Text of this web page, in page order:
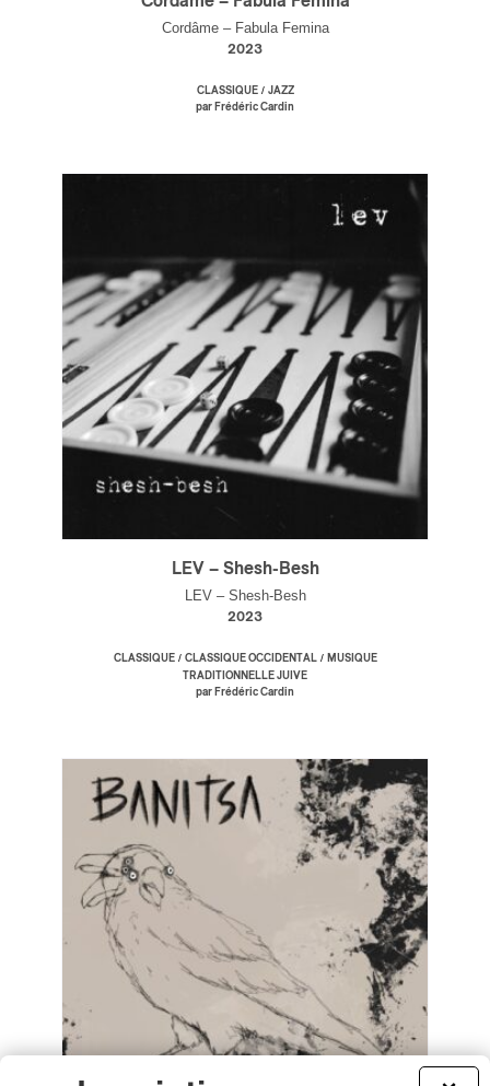
Cordâme – Fabula Femina
2023
CLASSIQUE/ JAZZ
par Frédéric Cardin
LEV – Shesh-Besh
LEV – Shesh-Besh
2023
CLASSIQUE/ CLASSIQUE OCCIDENTAL/ MUSIQUE
TRADITIONNELLE JUIVE
par Frédéric Cardin